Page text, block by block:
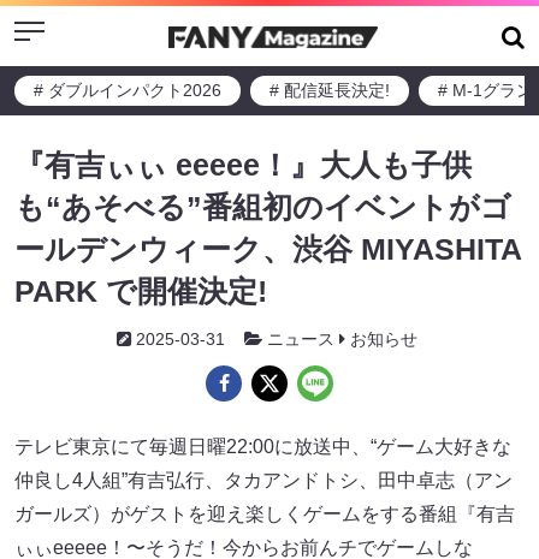
Menu
# ダブルインパクト2026 # 配信延長決定! # M-1グラン
『有吉ぃぃ eeeee！』大人も子供
も“あそべる”番組初のイベントがゴ
ールデンウィーク、渋谷 MIYASHITA
PARK で開催決定!
2025-03-31 ニュース お知らせ
テレビ東京にて毎週日曜22:00に放送中、“ゲーム大好きな
仲良し4人組”有吉弘行、タカアンドトシ、田中卓志（アン
ガールズ）がゲストを迎え楽しくゲームをする番組『有吉
ぃぃeeeee！〜そうだ！今からお前んチでゲームしな